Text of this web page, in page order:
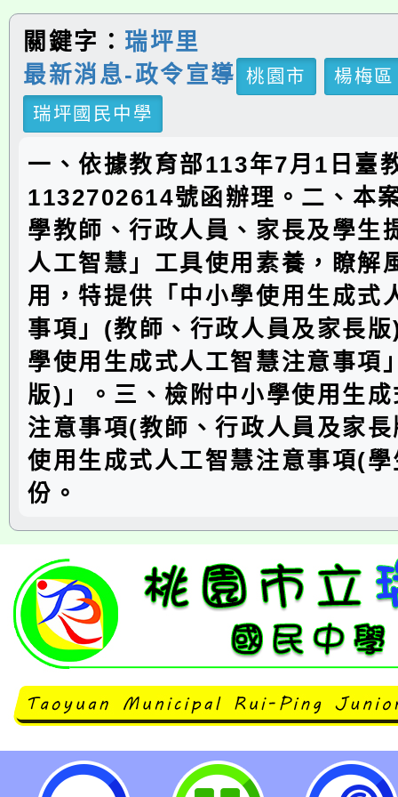
關鍵字： 瑞坪里
最新消息-政令宣導
桃園市
楊梅區
瑞坪國民中學
一、依據教育部113年7月1日臺
1132702614號函辦理。二、本
學教師、行政人員、家長及學生
人工智慧」工具使用素養，瞭解
用，特提供「中小學使用生成式
事項」(教師、行政人員及家長
學使用生成式人工智慧注意事項
版)」。三、檢附中小學使用生
注意事項(教師、行政人員及家
使用生成式人工智慧注意事項(
份。
neilrpjhstyc網站設計者：徐嘉